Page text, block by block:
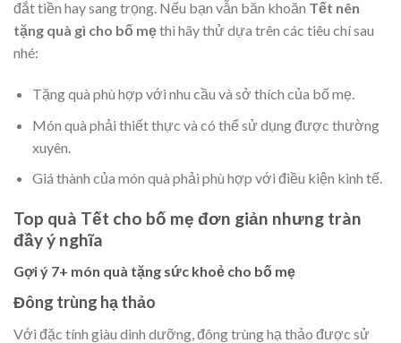
đắt tiền hay sang trọng. Nếu bạn vẫn băn khoăn Tết nên
tặng quà gì cho bố mẹthì hãy thử dựa trên các tiêu chí sau
nhé:
Tặng quà phù hợp với nhu cầu và sở thích của bố mẹ.
Món quà phải thiết thực và có thể sử dụng được thường
xuyên.
Giá thành của món quà phải phù hợp với điều kiện kinh tế.
Top quà Tết cho bố mẹ đơn giản nhưng tràn
đầy ý nghĩa
Gợi ý 7+ món quà tặng sức khoẻ cho bố mẹ
Đông trùng hạ thảo
Với đặc tính giàu dinh dưỡng, đông trùng hạ thảo được sử